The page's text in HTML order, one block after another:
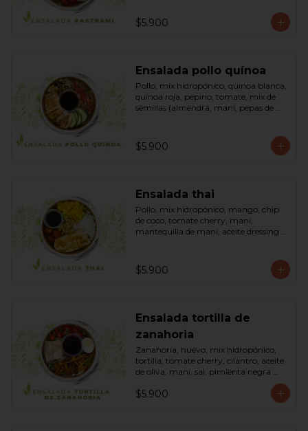
(vinagre de vino blanco, azúcar,
mostaza). Bowl.
$5.900
Ensalada pollo quínoa
Pollo, mix hidropónico, quinoa blanca,
quinoa roja, pepino, tomate, mix de
semillas (almendra, maní, pepas de
mostaza (salsa de soya, azúcar, limón,
aceite de sésamo y mostaza). Bowl.
$5.900
Ensalada thai
Pollo, mix hidropónico, mango, chip
de coco, tomate cherry, maní,
mantequilla de maní, aceite dressing
$5.900
Ensalada tortilla de
zanahoria
Zanahoria, huevo, mix hidropónico,
tortilla, tomate cherry, cilantro, aceite
de oliva, maní, sal, pimienta negra
soya, azúcar, limón, aceite de sésamo
$5.900